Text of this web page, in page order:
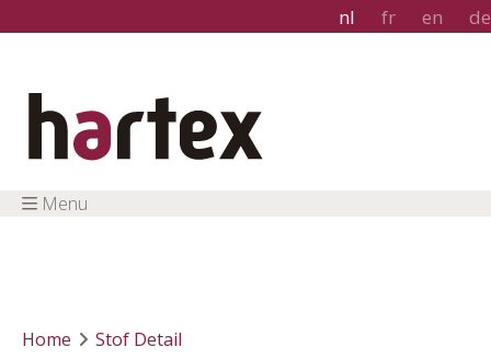
nl fr en de
Menu
Home Stof Detail